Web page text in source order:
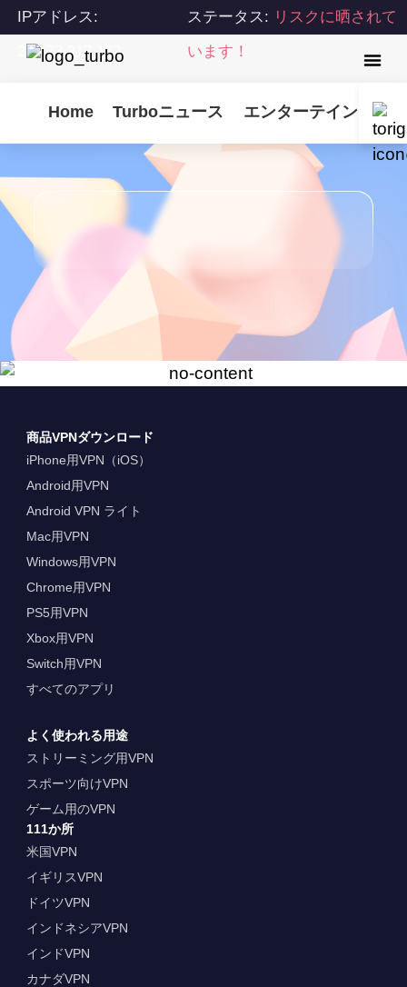
IPアドレス:
216.73.217.172
ステータス: リスクに晒されて
います！
Home Turboニュース エンターテインメント
商品VPNダウンロード
iPhone用VPN（iOS）
Android用VPN
Android VPN ライト
Mac用VPN
Windows用VPN
Chrome用VPN
PS5用VPN
Xbox用VPN
Switch用VPN
すべてのアプリ
よく使われる用途
ストリーミング用VPN
スポーツ向けVPN
ゲーム用のVPN
111か所
米国VPN
イギリスVPN
ドイツVPN
インドネシアVPN
インドVPN
カナダVPN